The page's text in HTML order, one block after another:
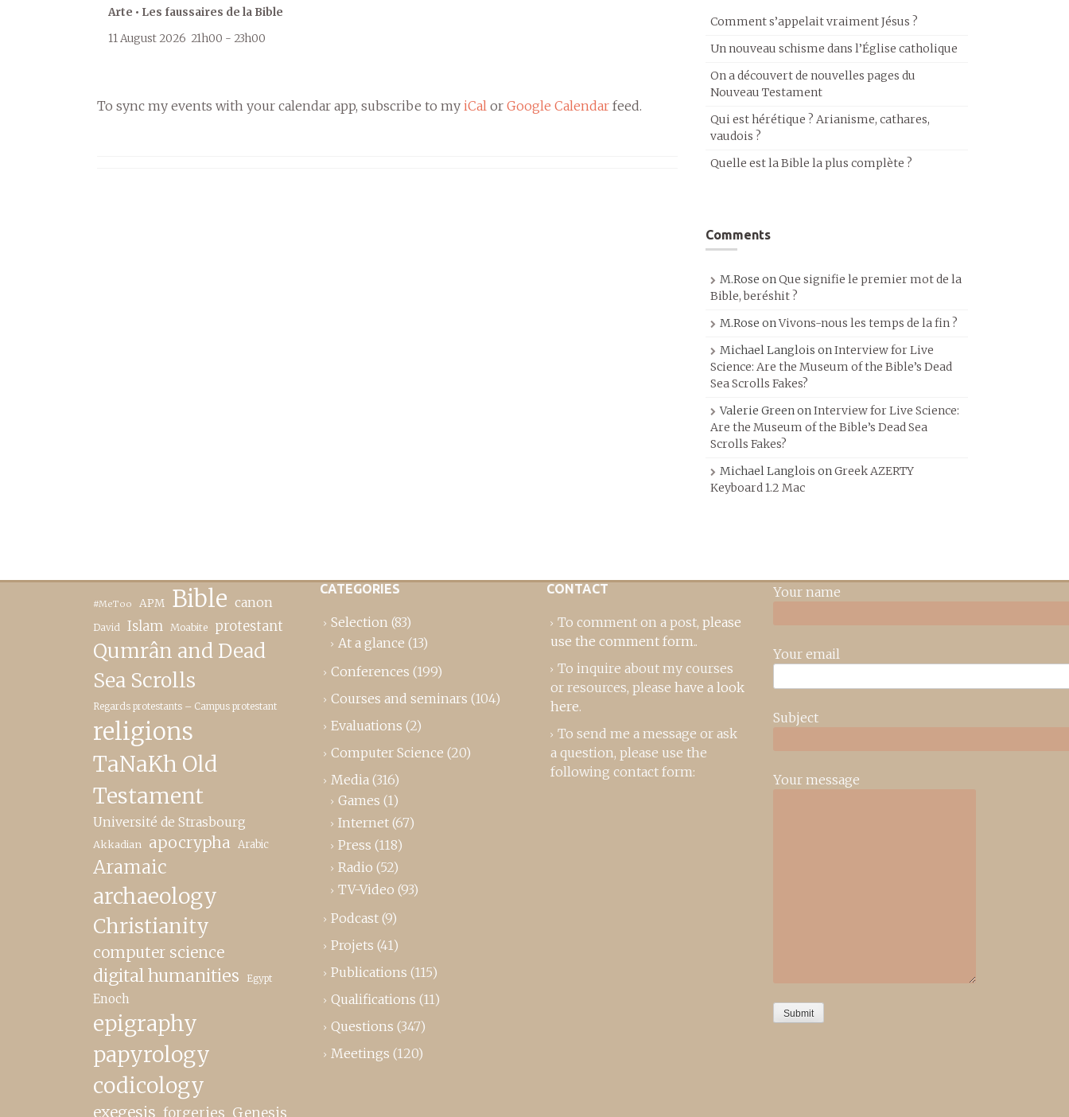
Arte • Les faussaires de la Bible
11 August 2026 21h00 - 23h00
To sync my events with your calendar app, subscribe to my iCal or Google Calendar feed.
Comment s’appelait vraiment Jésus ?
Un nouveau schisme dans l’Église catholique
On a découvert de nouvelles pages du
Nouveau Testament
Qui est hérétique ? Arianisme, cathares,
vaudois ?
Quelle est la Bible la plus complète ?
Comments
M.Rose onQue signifie le premier mot de la
Bible, beréshit ?
M.Rose onVivons-nous les temps de la fin ?
Michael Langlois onInterview for Live
Science: Are the Museum of the Bible’s Dead
Sea Scrolls Fakes?
Valerie GreenonInterview for Live Science:
Are the Museum of the Bible’s Dead Sea
Scrolls Fakes?
Michael Langlois onGreek AZERTY
Keyboard 1.2 Mac
#MeToo APM Bible canon
David Islam Moabite protestant
Qumrân and Dead
Sea Scrolls
Regards protestants – Campus protestant
religions
TaNaKh Old
Testament
Université de Strasbourg
Akkadian apocrypha Arabic
Aramaic
archaeology
Christianity
computer science
digital humanities Egypt
Enoch
epigraphy
papyrology
codicology
exegesis forgeries Genesis
CATEGORIES
Selection (83)
At a glance (13)
Conferences (199)
Courses and seminars (104)
Evaluations (2)
Computer Science (20)
Media (316)
Games (1)
Internet (67)
Press (118)
Radio (52)
TV-Video (93)
Podcast (9)
Projets (41)
Publications (115)
Qualifications (11)
Questions (347)
Meetings (120)
CONTACT
To comment on a post, please
use the comment form..
To inquire about my courses
or resources, please have a look
here.
To send me a message or ask
a question, please use the
following contact form:
Your name
Your email
Subject
Your message